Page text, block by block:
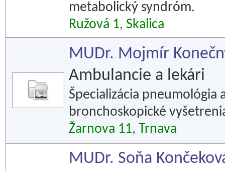
metabolický syndróm.
Ružová 1, Skalica
MUDr. Mojmír
Ambulancie a lekári
Špecializácia pneumológia
bronchoskopické
Žarnova 11, Trnava
MUDr. Soňa